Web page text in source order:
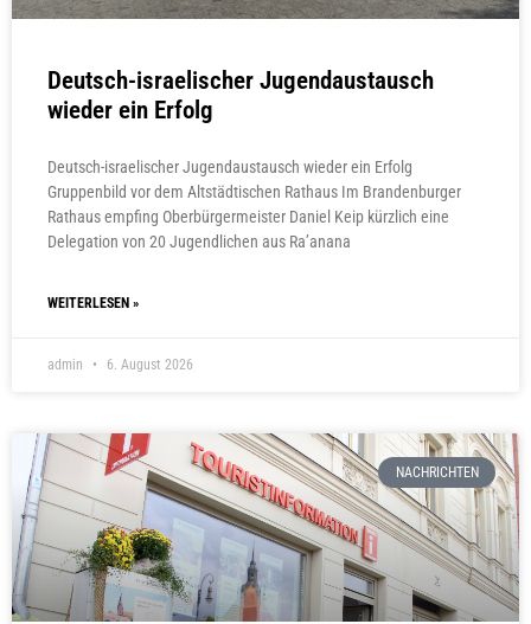
Deutsch-israelischer Jugendaustausch
wieder ein Erfolg
Deutsch-israelischer Jugendaustausch wieder ein Erfolg
Gruppenbild vor dem Altstädtischen Rathaus Im Brandenburger
Rathaus empfing Oberbürgermeister Daniel Keip kürzlich eine
Delegation von 20 Jugendlichen aus Ra’anana
WEITERLESEN »
admin 6. August 2026
NACHRICHTEN